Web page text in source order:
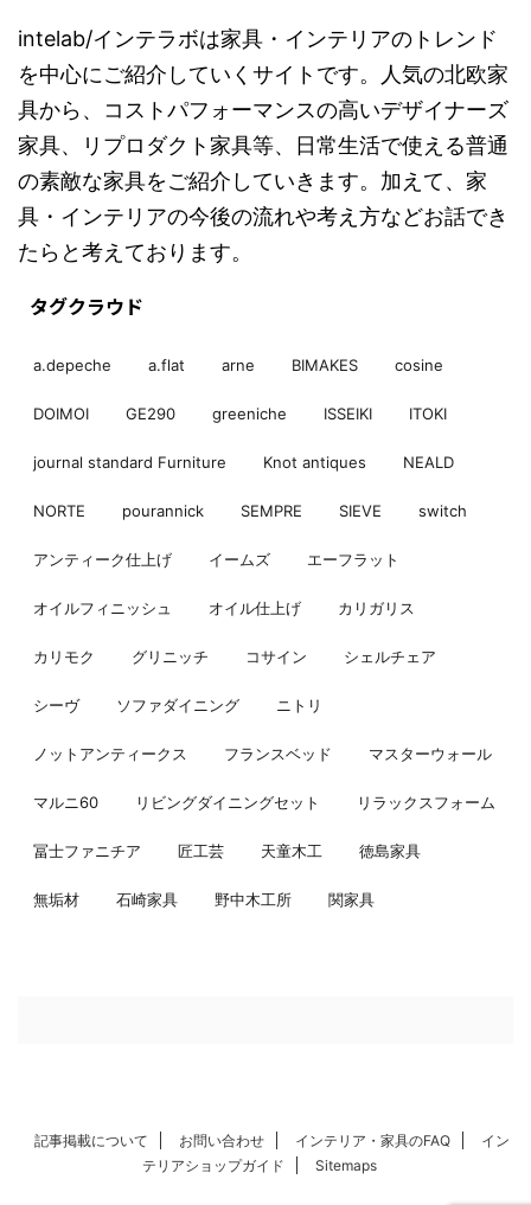
intelab/インテラボは家具・インテリアのトレンド
を中心にご紹介していくサイトです。人気の北欧家
具から、コストパフォーマンスの高いデザイナーズ
家具、リプロダクト家具等、日常生活で使える普通
の素敵な家具をご紹介していきます。加えて、家
具・インテリアの今後の流れや考え方などお話でき
たらと考えております。
タグクラウド
a.depeche a.flat arne BIMAKES cosine
DOIMOI GE290 greeniche ISSEIKI ITOKI
journal standard Furniture Knot antiques NEALD
NORTE pourannick SEMPRE SIEVE switch
アンティーク仕上げ イームズ エーフラット
オイルフィニッシュ オイル仕上げ カリガリス
カリモク グリニッチ コサイン シェルチェア
シーヴ ソファダイニング ニトリ
ノットアンティークス フランスベッド マスターウォール
マルニ60 リビングダイニングセット リラックスフォーム
冨士ファニチア 匠工芸 天童木工 徳島家具
無垢材 石崎家具 野中木工所 関家具
記事掲載について お問い合わせ インテリア・家具のFAQ
イン
テリアショップガイド
Sitemaps